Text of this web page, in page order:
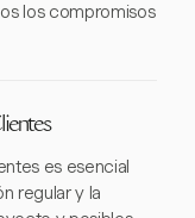
los compromisos
es esencial
regular y la